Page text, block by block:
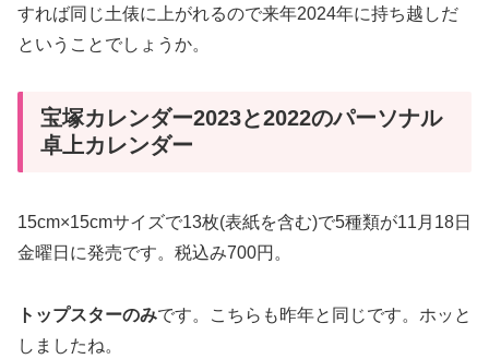
すれば同じ土俵に上がれるので来年2024年に持ち越しだ
ということでしょうか。
宝塚カレンダー2023と2022のパーソナル
卓上カレンダー
15cm×15cmサイズで13枚(表紙を含む)で5種類が11月18日
金曜日に発売です。税込み700円。
トップスターのみです。こちらも昨年と同じです。ホッと
しましたね。